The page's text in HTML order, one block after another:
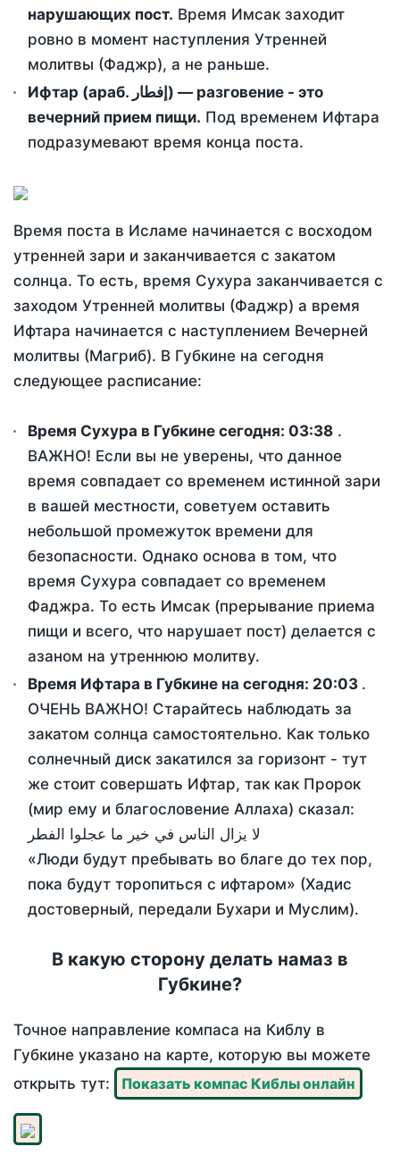
нарушающих пост. Время Имсак заходит
ровно в момент наступления Утренней
молитвы (Фаджр), а не раньше.
Ифтар (араб. إفطار) — разговение - это
вечерний прием пищи. Под временем Ифтара
подразумевают время конца поста.
Время поста в Исламе начинается с восходом
утренней зари и заканчивается с закатом
солнца. То есть, время Сухура заканчивается с
заходом Утренней молитвы (Фаджр) а время
Ифтара начинается с наступлением Вечерней
молитвы (Магриб). В Губкине на сегодня
следующее расписание:
Время Сухура в Губкине сегодня: 03:38 .
ВАЖНО! Если вы не уверены, что данное
время совпадает со временем истинной зари
в вашей местности, советуем оставить
небольшой промежуток времени для
безопасности. Однако основа в том, что
время Сухура совпадает со временем
Фаджра. То есть Имсак (прерывание приема
пищи и всего, что нарушает пост) делается с
азаном на утреннюю молитву.
Время Ифтара в Губкине на сегодня: 20:03 .
ОЧЕНЬ ВАЖНО! Старайтесь наблюдать за
закатом солнца самостоятельно. Как только
солнечный диск закатился за горизонт - тут
же стоит совершать Ифтар, так как Пророк
(мир ему и благословение Аллаха) сказал:
لا يزال الناس في خير ما عجلوا الفطر
«Люди будут пребывать во благе до тех пор,
пока будут торопиться с ифтаром» (Хадис
достоверный, передали Бухари и Муслим).
В какую сторону делать намаз в
Губкине?
Точное направление компаса на Киблу в
Губкине указано на карте, которую вы можете
открыть тут:
Показать компас Киблы онлайн